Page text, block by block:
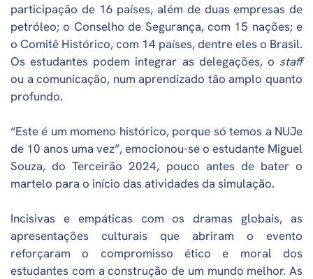
participação de 16 países, além de duas empresas de
petróleo; o Conselho de Segurança, com 15 nações; e
o Comitê Histórico, com 14 países, dentre eles o Brasil.
Os estudantes podem integrar as delegações, o staff
ou a comunicação, num aprendizado tão amplo quanto
profundo.
“Este é um momeno histórico, porque só temos a NUJe
de 10 anos uma vez”, emocionou-se o estudante Miguel
Souza, do Terceirão 2024, pouco antes de bater o
martelo para o início das atividades da simulação.
Incisivas e empáticas com os dramas globais, as
apresentações culturais que abriram o evento
reforçaram o compromisso ético e moral dos
estudantes com a construção de um mundo melhor. As